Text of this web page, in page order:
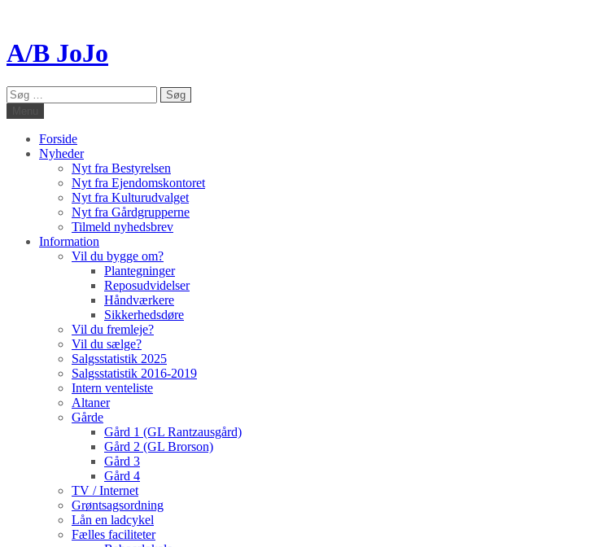
A/B JoJo
Søg
efter:
Forside
Nyheder
Nyt fra Bestyrelsen
Nyt fra Ejendomskontoret
Nyt fra Kulturudvalget
Nyt fra Gårdgrupperne
Tilmeld nyhedsbrev
Information
Vil du bygge om?
Plantegninger
Reposudvidelser
Håndværkere
Sikkerhedsdøre
Vil du fremleje?
Vil du sælge?
Salgsstatistik 2025
Salgsstatistik 2016-2019
Intern venteliste
Altaner
Gårde
Gård 1 (GL Rantzausgård)
Gård 2 (GL Brorson)
Gård 3
Gård 4
TV / Internet
Grøntsagsordning
Lån en ladcykel
Fælles faciliteter